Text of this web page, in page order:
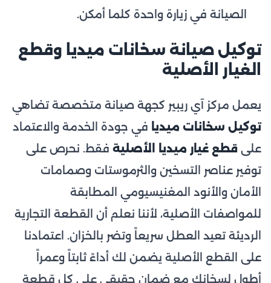
الصيانة في زيارة واحدة كلما أمكن.
توكيل صيانة سخانات ميديا وقطع
الغيار الأصلية
يعمل مركز آي ريبير كجهة صيانة متخصصة تضاهي
توكيل سخانات ميديا في جودة الخدمة والاعتماد
على قطع غيار ميديا الأصلية فقط. نحرص على
توفير عناصر التسخين والثرموستات وصمامات
الأمان والأنود المغنيسيومي المطابقة
للمواصفات الأصلية، لأننا نعلم أن القطعة التجارية
الرديئة تعيد العطل سريعاً وتضر بالخزان. اعتمادنا
على القطع الأصلية يضمن لك أداءً ثابتاً وعمراً
أطول لسخانك مع ضمان حقيقي على كل قطعة